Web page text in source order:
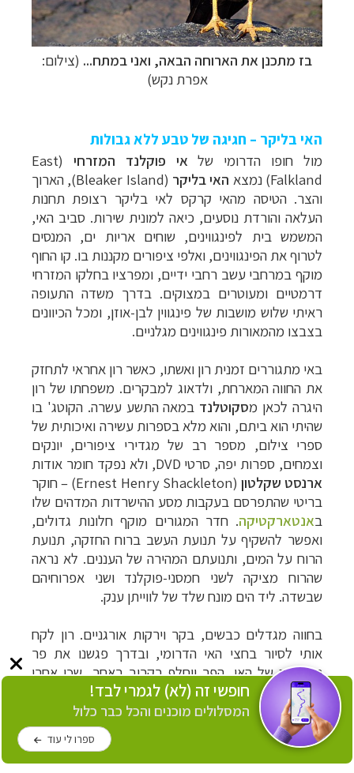
בז מתכנן את הארוחה הבאה, ואני במתח... (צילום:
אפרת נקש)
האי בליקר – חגיגה של טבע ללא גבולות
מול חופו הדרומי של אי פוקלנד המזרחי
(East
Falkland) נמצא
האי בליקר (
Bleaker Island
), הארוך
והצר. הטיסה מהאי קרקס לאי בליקר רצופת תחנות
העלאה והורדת נוסעים, כיאה למונית שירות. סביב האי,
המשמש בית לפינגווינים, שוחים אריות ים, המנסים
לטרוף את הפינגווינים, ואלפי ציפורים מקננות בו. קו החוף
מוקף במרחבי עשב רחבי ידיים, ומפרציו בחלקו המזרחי
דרמטיים ומעוטרים במצוקים. בדרך משדה התעופה
ראיתי שלוש מושבות של פינגווין לבן-אוזן, ומכל הכיוונים
בצבצו מהמאורות פינגווינים מגלניים.
באי מתגוררים זמנית רון ואשתו, כאשר רון אחראי לתחזק
את החווה המארחת, ולדאוג למבקרים. משפחתו של רון
היגרה לכאן מסקוטלנד במאה התשע עשרה. הקוטג' בו
שהיתי הוא ביתם, והוא מלא בספרות עשירה ואיכותית של
ספרי צילום, מספר רב של מגדירי ציפורים, יונקים
וצמחים, ספרות יפה, סרטי DVD, ולא נפקד חומר אודות
ארנסט שקלטון (
Ernest Henry Shackleton
)
–חוקר
בריטי שהתפרסם בעקבות מסע ההישרדות המדהים שלו
באנטארקטיקה. חדר המגורים מוקף חלונות גדולים,
ואפשר להשקיף על תנועת העשב ברוח החזקה, תנועת
הרוח על המים, ותנועתם המהירה של העננים. לא נראה
שהרוח מציקה לשני חמסני-פוקלנד ושני אפרוחיהם
שבשדה. ליד הים מונח שלד של לווייתן ענק.
בחווה מגדלים כבשים, בקר וירקות אורגניים. רון לקח
אותי לסיור בחצי האי הדרומי, ובדרך פגשנו את פר
ההרבעה של האי. הפר יוחלף בקרוב באחר, שכן אחרי
ארבע שנים באי, הוא כבר מזווג את בנותיו, דבר שאינו
מוצלח גנטית.
כתבות על אנטארקטיקה
חופשי זה (לא) לגמרי לבד!
המסלולים מוכנים והכל כבר כלול
ספרו לי עוד